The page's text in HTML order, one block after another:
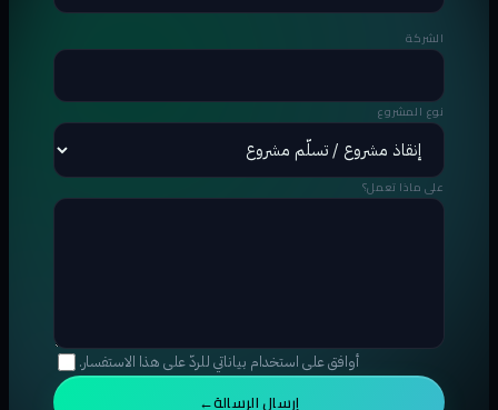
الشركة
نوع المشروع
على ماذا تعمل؟
أوافق على استخدام بياناتي للردّ على هذا الاستفسار.
إرسال الرسالة→